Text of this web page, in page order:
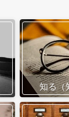
知る（